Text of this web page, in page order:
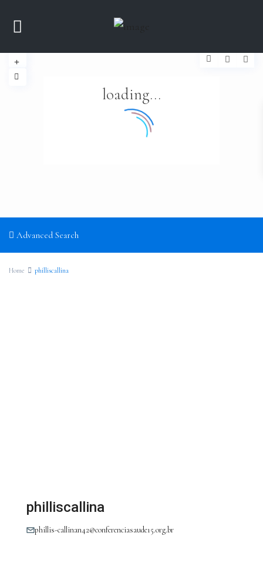
loading...
Advanced Search
Home philliscallina
philliscallina
phillis-callinan42@conferenciasaude15.org.br